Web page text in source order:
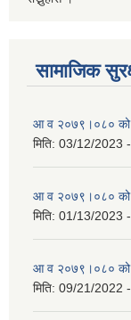
सामाजिक
आ व २०७९।०८० को
मिति: 03/12/2023
आ व २०७९।०८० को
मिति: 01/13/2023
आ व २०७९।०८० को
मिति: 09/21/2022